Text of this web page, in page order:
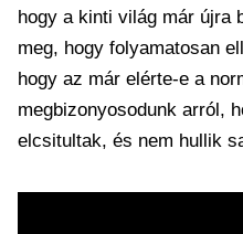
hogy a kinti világ már újra
meg, hogy folyamatosan
hogy az már elérte-e a
megbizonyosodunk arról,
elcsitultak, és nem hullik